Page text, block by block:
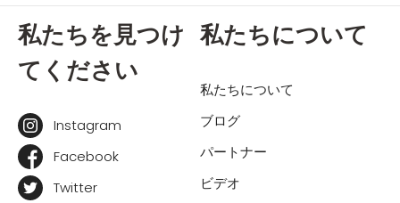
私たちを見つけ
てください
Instagram
Facebook
Twitter
私たちについて
私たちについて
ブログ
パートナー
ビデオ